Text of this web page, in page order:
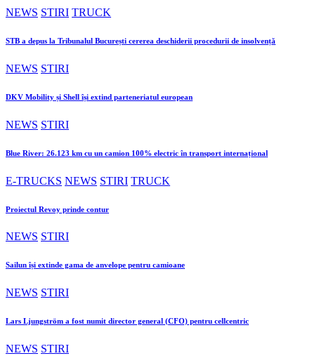
NEWS STIRI TRUCK
STB a depus la Tribunalul București cererea deschiderii procedurii de insolvență
NEWS STIRI
DKV Mobility și Shell își extind parteneriatul european
NEWS STIRI
Blue River: 26.123 km cu un camion 100% electric în transport internațional
E-TRUCKS NEWS STIRI TRUCK
Proiectul Revoy prinde contur
NEWS STIRI
Sailun își extinde gama de anvelope pentru camioane
NEWS STIRI
Lars Ljungström a fost numit director general (CFO) pentru cellcentric
NEWS STIRI